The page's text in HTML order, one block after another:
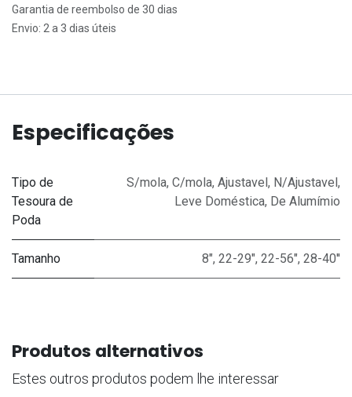
Garantia de reembolso de 30 dias
Envio: 2 a 3 dias úteis
Especificações
Tipo de
Tesoura de
Poda
S/mola, C/mola, Ajustavel, N/Ajustavel,
Leve Doméstica, De Alumímio
Tamanho 8", 22-29", 22-56", 28-40''
Produtos alternativos
Estes outros produtos podem lhe interessar